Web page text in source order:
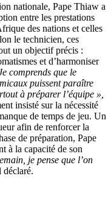
nationale, Pape Thiaw a
entre les prestations
des nations et celles
le technicien, ces
un objectif précis :
et d’harmoniser
comprends que le
puissent paraître
à préparer l’équipe »,
insisté sur la nécessité
de temps de jeu. Un
afin de renforcer la
de préparation, Pape
à la capacité de son
je pense que l’on
déclaré.